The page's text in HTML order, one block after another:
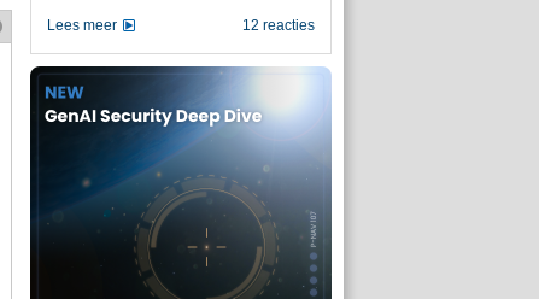
12 reacties
Lees meer